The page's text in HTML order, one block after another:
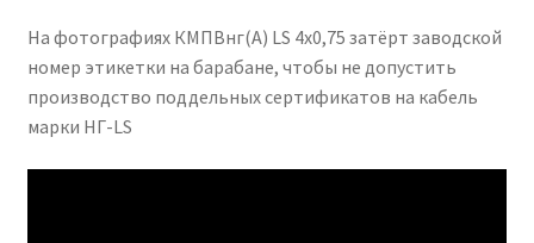
На фотографиях КМПВнг(А) LS 4х0,75 затёрт заводской
номер этикетки на барабане, чтобы не допустить
производство поддельных сертификатов на кабель
марки НГ-LS